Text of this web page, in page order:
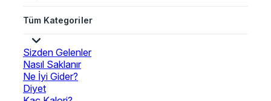
Tüm Kategoriler
Sizden Gelenler
Nasıl Saklanır
Ne İyi Gider?
Diyet